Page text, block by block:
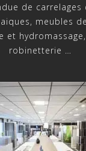
de carrelages
meubles
et
robinetterie …